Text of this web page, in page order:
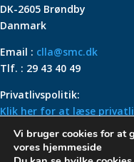
DK-2605 Brøndby
Danmark
Email : clla@smc.dk
Tlf. : 29 43 40 49
Privatlivspolitik:
Klik her for at læse
Vi bruger cookies for at
vores hjemmeside